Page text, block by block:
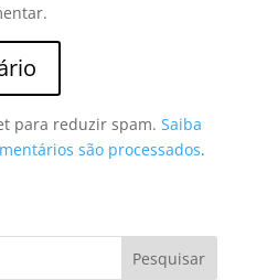
para reduzir spam. Saiba
são processados.
Pesquisar